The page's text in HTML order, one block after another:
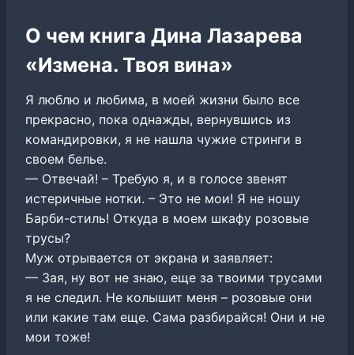
О чем книга Дина Лазарева
«Измена. Твоя вина»
Я люблю и любима, в моей жизни было все
прекрасно, пока однажды, вернувшись из
командировки, я не нашла чужие стринги в
своем белье.
— Отвечай! – Требую я, и в голосе звенят
истеричные нотки. – Это не мои! Я не ношу
Барби-стиль! Откуда в моем шкафу розовые
трусы?
Муж отрывается от экрана и заявляет:
— Зая, ну вот не знаю, еще за твоими трусами
я не следил. Не колышит меня – розовые они
или какие там еще. Сама разбирайся! Они и не
мои тоже!